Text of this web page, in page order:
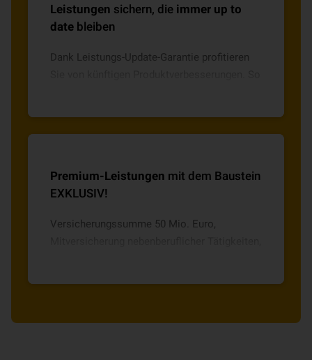
Leistungen sichern, die immer up to
date bleiben
Dank Leistungs-Update-Garantie profitieren
Premium-Leistungen mit dem Baustein
EXKLUSIV!
Versicherungssumme 50 Mio. Euro,